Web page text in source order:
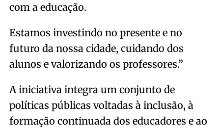
com a educação.
Estamos investindo no presente e no
futuro da nossa cidade, cuidando dos
alunos e valorizando os professores.”
A iniciativa integra um conjunto de
políticas públicas voltadas à inclusão, à
formação continuada dos educadores e ao